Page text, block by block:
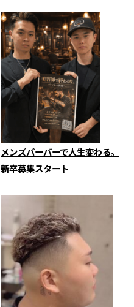
メンズバーバーで人生変わる。
新卒募集スタート